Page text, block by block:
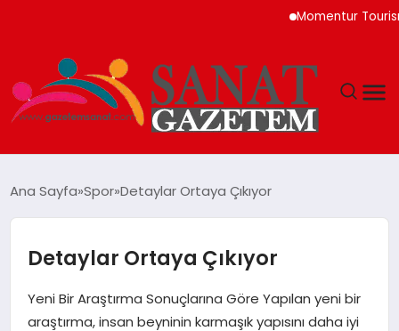
Momentur Tourism &
TEKNOLOJI
SIYASET
SPOR
Ana Sayfa Spor Detaylar Ortaya Çıkıyor
Detaylar Ortaya Çıkıyor
Yeni Bir Araştırma Sonuçlarına Göre Yapılan yeni bir
araştırma, insan beyninin karmaşık yapısını daha iyi